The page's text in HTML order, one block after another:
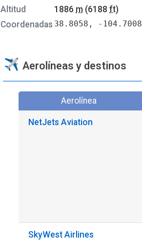
Altitud
1886 m (6188 ft)
Coordenadas 38.8058, -104.7008
Aerolíneas y destinos
Aerolínea
NetJets Aviation
SkyWest Airlines